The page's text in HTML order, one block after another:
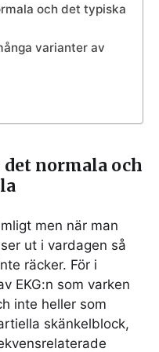
och det typiska
varianter av
normala och
men när man
ut i vardagen så
räcker. För i
EKG:n som varken
inte heller som
skänkelblock,